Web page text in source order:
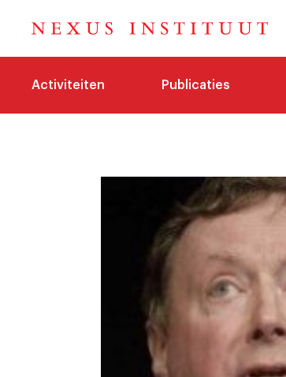
Activiteiten Publicaties